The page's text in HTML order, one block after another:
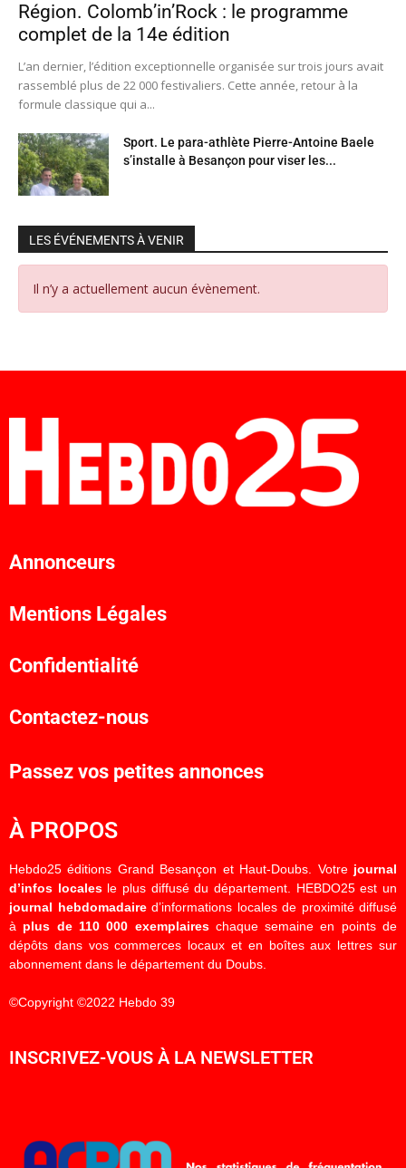
Région. Colomb’in’Rock : le programme
complet de la 14e édition
L’an dernier, l’édition exceptionnelle organisée sur trois jours avait
rassemblé plus de 22 000 festivaliers. Cette année, retour à la
formule classique qui a...
Sport. Le para-athlète Pierre-Antoine Baele
s’installe à Besançon pour viser les...
LES ÉVÉNEMENTS À VENIR
Il n’y a actuellement aucun évènement.
Annonceurs
Mentions Légales
Confidentialité
Contactez-nous
Passez vos petites annonces
À PROPOS
Hebdo25 éditions Grand Besançon et Haut-Doubs. Votre journal
d’infos localesle plus diffusé du département. HEBDO25 est un
journal hebdomadaired’informations locales de proximité diffusé
à plus de 110 000 exemplaireschaque semaine en points de
dépôts dans vos commerces locaux et en boîtes aux lettres sur
abonnement dans le département du Doubs.
©Copyright ©2022 Hebdo 39
INSCRIVEZ-VOUS À LA NEWSLETTER